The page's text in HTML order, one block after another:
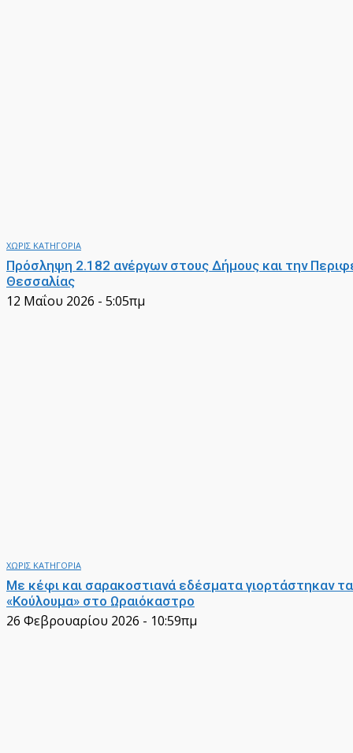
ΧΩΡΙΣ ΚΑΤΗΓΟΡΙΑ
Πρόσληψη 2.182 ανέργων στους Δήμους και την
Θεσσαλίας
12 Μαΐου 2026 - 5:05πμ
ΧΩΡΙΣ ΚΑΤΗΓΟΡΙΑ
Με κέφι και σαρακοστιανά εδέσματα γιορτάστηκαν τα
«Κούλουμα» στο Ωραιόκαστρο
26 Φεβρουαρίου 2026 - 10:59πμ